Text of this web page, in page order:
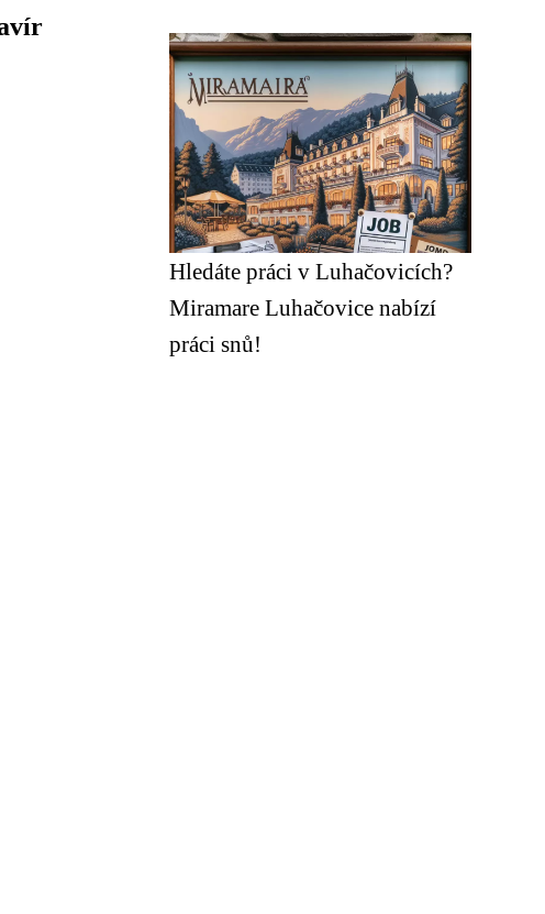
Hledáte práci v Luhačovicích?
Miramare Luhačovice nabízí
práci snů!